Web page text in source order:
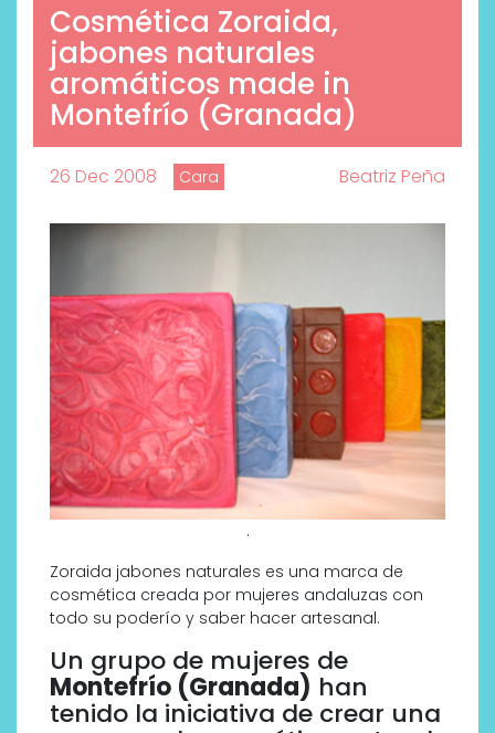
Cosmética Zoraida,
jabones naturales
aromáticos made in
Montefrío (Granada)
26 Dec 2008 Cara Beatriz Peña
.
Zoraida jabones naturales es una marca de
cosmética creada por mujeres andaluzas con
todo su poderío y saber hacer artesanal.
Un grupo de mujeres de
Montefrío (Granada) han
tenido la iniciativa de crear una